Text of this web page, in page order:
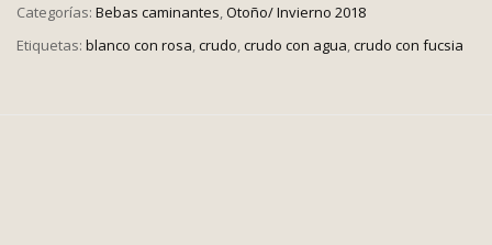
Categorías: Bebas caminantes Otoño/ Invierno 2018
Etiquetas: blanco con rosa,crudo,crudo con agua,crudo con fucsia